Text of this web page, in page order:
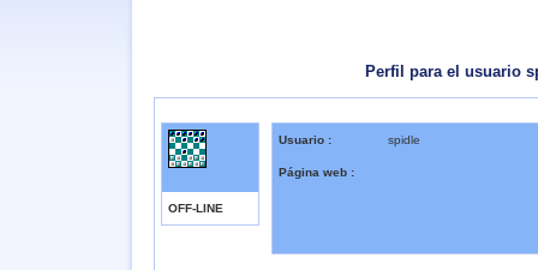
Perfil para el usuario
OFF-LINE
Usuario : spidle
Página web :